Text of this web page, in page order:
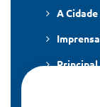
A Cidade
Imprensa
Principal